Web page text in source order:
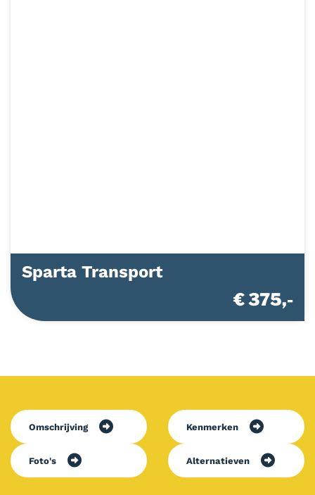
Sparta Transport
€ 375,-
Omschrijving Kenmerken
Foto's Alternatieven